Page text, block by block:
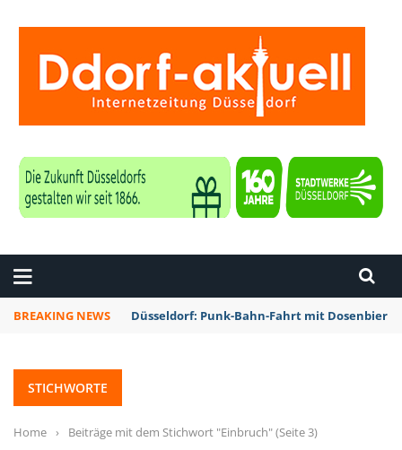
BREAKING NEWS Düsseldorf: Rheinbahn testet Technik zur
STICHWORTE
Home › Beiträge mit dem Stichwort "Einbruch"(Seite 3)